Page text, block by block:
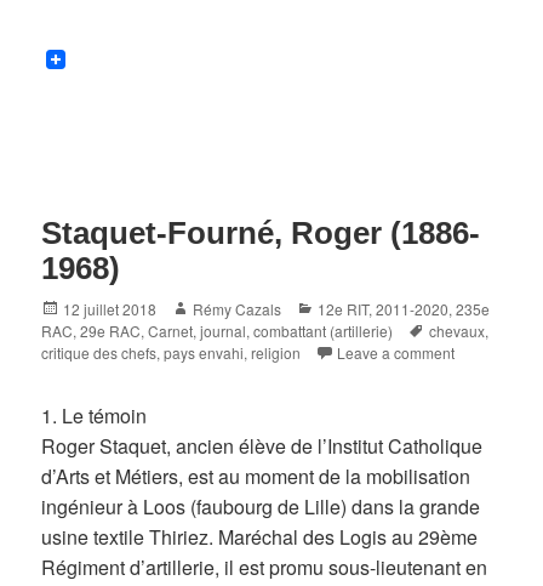
Staquet-Fourné, Roger (1886-
1968)
Posted
on
12 juillet 2018 Author
Rémy Cazals Categories
12e RIT,2011-2020,235e
RAC,29e RAC,Carnet, journal,combattant (artillerie) Tags
chevaux,
critique des chefs,pays envahi,religion Leave a comment
1. Le témoin
Roger Staquet, ancien élève de l’Institut Catholique
d’Arts et Métiers, est au moment de la mobilisation
ingénieur à Loos (faubourg de Lille) dans la grande
usine textile Thiriez. Maréchal des Logis au 29ème
Régiment d’artillerie, il est promu sous-lieutenant en